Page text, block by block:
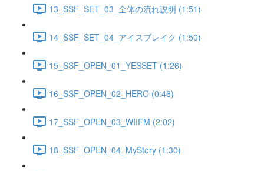
13_SSF_SET_03_全体の流れ説明 (1:51)
14_SSF_SET_04_アイスブレイク (1:50)
15_SSF_OPEN_01_YESSET (1:26)
16_SSF_OPEN_02_HERO (0:46)
17_SSF_OPEN_03_WIIFM (2:02)
18_SSF_OPEN_04_MyStory (1:30)